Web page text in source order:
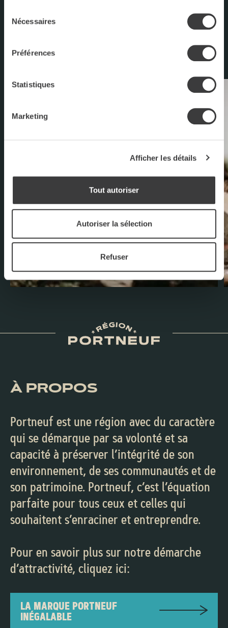
Nécessaires
Préférences
Statistiques
Marketing
Afficher les détails
Tout autoriser
Autoriser la sélection
Refuser
À PROPOS
Portneuf est une région avec du caractère
qui se démarque par sa volonté et sa
capacité à préserver l’intégrité de son
environnement, de ses communautés et de
son patrimoine. Portneuf, c’est l’équation
parfaite pour tous ceux et celles qui
souhaitent s’enraciner et entreprendre.
Pour en savoir plus sur notre démarche
d’attractivité, cliquez ici:
LA MARQUE PORTNEUF
INÉGALABLE